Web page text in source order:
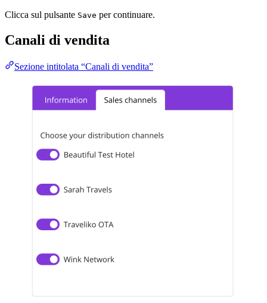
Clicca sul pulsante Save per continuare.
Canali di vendita
Sezione intitolata “Canali di vendita”